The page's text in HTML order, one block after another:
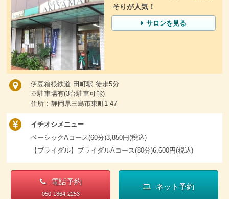
そりが人気！
サロンを見る
伊豆箱根鉄道 田町駅 徒歩5分
※駐車場有(3台駐車可能)
住所 : 静岡県三島市東町1-47
イチオシメニュー
ベーシックAコース(60分)3,850円(税込)
【ブライダル】ブライダルAコース(80分)6,600円(税込)
電話予約
050-1864-2253
ネット予約